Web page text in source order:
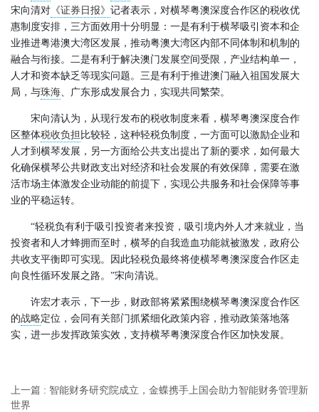
宋向清对 《证券日报》 记者表示，对横琴粤澳深度合作区的税收优
惠制度安排，三方面效用十分明显：一是有利于横琴吸引资本和企
业推进粤港澳大湾区发展，推动粤澳大湾区内部不同体制和机制的
融合与衔接。二是有利于解决澳门发展空间受限，产业结构单一，
人才和资本缺乏等现实问题。三是有利于推进澳门融入祖国发展大
局，与珠海、广东形成发展合力，实现共同繁荣。
宋向清认为，从现行发布的税收制度来看，横琴粤澳深度合作
区整体税收负担 比较轻，这种轻税负制度，一方面可以激励企业和
人才到横琴发展，另一方面给公共支出提出了新的要求，如何最大
化确保横琴公共财政支出对经济和社会发展的有效保障，需要在激
活市场主体激发企业动能的前提下，实现公共服务和社会保障等事
业的平稳运转。
“轻税负有利于吸引投资者来投资，吸引境内外人才来就业，当
投资者和人才蜂拥而至时，横琴的自我造血功能就被激发，政府公
共收支平衡即可实现。因此轻税负最终将使横琴粤澳深度合作区走
向良性循环发展之路。”宋向清说。
许宏才表示，下一步，财政部将紧紧围绕横琴粤澳深度合作区
的战略定位，会同有关部门抓紧细化政策内容，推动政策落地落
实，进一步发挥政策实效，支持横琴粤澳深度合作区加快发展。
上一篇 : 智能财务研究院成立，金蝶携手上国会助力智能财务管理新
世界